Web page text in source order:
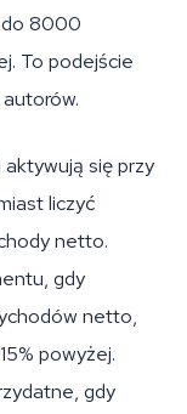
do 8000
To podejście
aktywują się przy
liczyć
netto.
gdy
netto,
powyżej.
gdy